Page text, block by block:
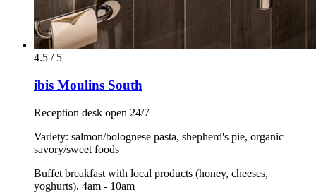
4.5 / 5
ibis Moulins South
Reception desk open 24/7
Variety: salmon/bolognese pasta, shepherd's pie, organic
savory/sweet foods
Buffet breakfast with local products (honey, cheeses,
yoghurts), 4am - 10am